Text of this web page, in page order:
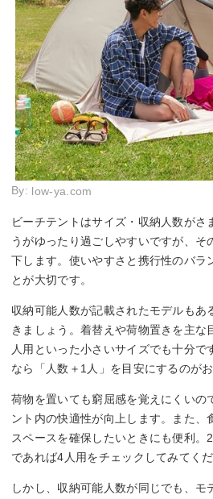
By: low-ya.com
ビーチテントはサイズ・収納人数がさ
うがゆったり過ごしやすいですが、そ
下します。使いやすさと携行性のバラ
とが大切です。
収納可能人数が記載されたモデルもあ
きましょう。着替えや荷物置きを主な
人用といった小さいサイズでも十分で
なら「人数＋1人」を目安にするのがお
荷物を置いても窮屈感を覚えにくいの
ント内の快適性が向上します。また、
スペースを確保したいときにも便利。
であれば4人用をチェックしてみてくだ
しかし、収納可能人数が同じでも、モ